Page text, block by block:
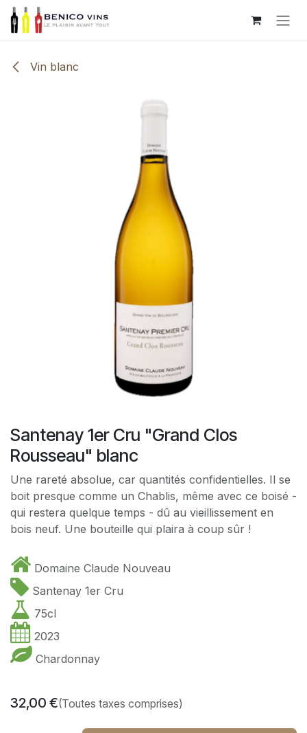
Se rendre au contenu
Vin blanc
Santenay 1er Cru "Grand Clos
Rousseau" blanc
Une rareté absolue, car quantités confidentielles. Il se
boit presque comme un Chablis, même avec ce boisé -
qui restera quelque temps - dû au vieillissement en
bois neuf. Une bouteille qui plaira à coup sûr !
Domaine Claude Nouveau
Santenay 1er Cru
75cl
2023
Chardonnay
32,00 €(Toutes taxes comprises)